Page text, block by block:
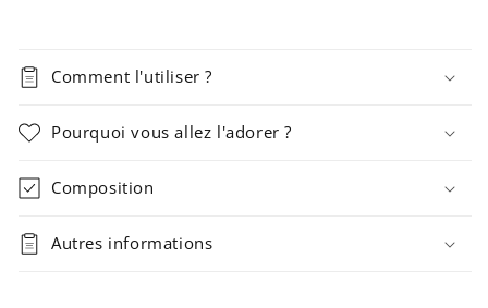
Comment l'utiliser ?
Pourquoi vous allez l'adorer ?
Composition
Autres informations